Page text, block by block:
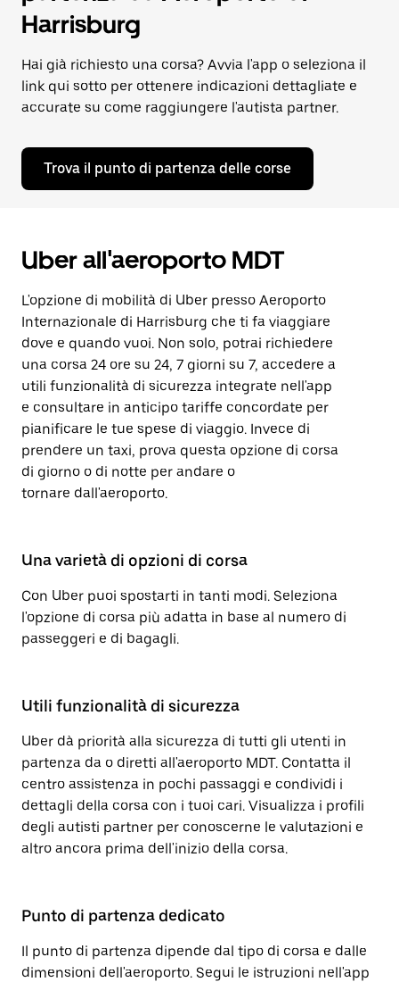
Harrisburg
Hai già richiesto una corsa? Avvia l'app o seleziona il
link qui sotto per ottenere indicazioni dettagliate e
accurate su come raggiungere l'autista partner.
Trova il punto di partenza delle corse
Uber all'aeroporto MDT
L'opzione di mobilità di Uber presso Aeroporto
Internazionale di Harrisburg che ti fa viaggiare
dove e quando vuoi. Non solo, potrai richiedere
una corsa 24 ore su 24, 7 giorni su 7, accedere a
utili funzionalità di sicurezza integrate nell'app
e consultare in anticipo tariffe concordate per
pianificare le tue spese di viaggio. Invece di
prendere un taxi, prova questa opzione di corsa
di giorno o di notte per andare o
tornare dall'aeroporto.
Una varietà di opzioni di corsa
Con Uber puoi spostarti in tanti modi. Seleziona
l'opzione di corsa più adatta in base al numero di
passeggeri e di bagagli.
Utili funzionalità di sicurezza
Uber dà priorità alla sicurezza di tutti gli utenti in
partenza da o diretti all'aeroporto MDT. Contatta il
centro assistenza in pochi passaggi e condividi i
dettagli della corsa con i tuoi cari. Visualizza i profili
degli autisti partner per conoscerne le valutazioni e
altro ancora prima dell'inizio della corsa.
Punto di partenza dedicato
Il punto di partenza dipende dal tipo di corsa e dalle
dimensioni dell'aeroporto. Segui le istruzioni nell'app